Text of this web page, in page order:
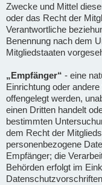
Zwecke und Mittel
oder das Recht der
Verantwortliche
Benennung nach dem
Mitgliedstaaten
„Empfänger“ - eine
Einrichtung oder
offengelegt werden,
einen Dritten handelt
bestimmten
dem Recht der
personenbezogene
Empfänger; die
Behörden erfolgt im